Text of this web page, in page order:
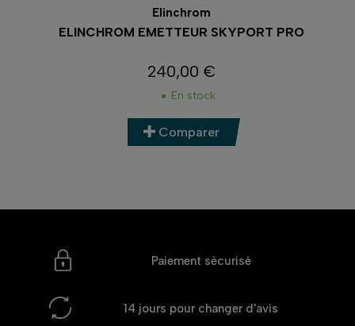
Elinchrom
ELINCHROM EMETTEUR SKYPORT PRO
Prix
240,00 €
En stock
Comparer
Paiement sécurisé
14 jours pour changer d'avis